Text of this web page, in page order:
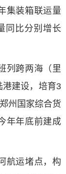
集装箱联运量
同比分别增长
列跨两海（里
港建设，培育3
州国家综合货
年年底前建成
航运堵点，构